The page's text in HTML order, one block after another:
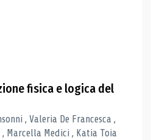
fisica e logica del
, Valeria De Francesca ,
, Marcella Medici , Katia Toia